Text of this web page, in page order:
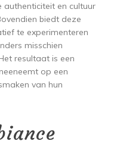
authenticiteit en cultuur
biedt deze
te experimenteren
misschien
resultaat is een
op een
van hun